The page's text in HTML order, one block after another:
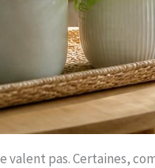
valent pas. Certaines,